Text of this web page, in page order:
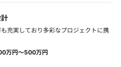
計
充実しており多彩なプロジェクトに携
万円～500万円